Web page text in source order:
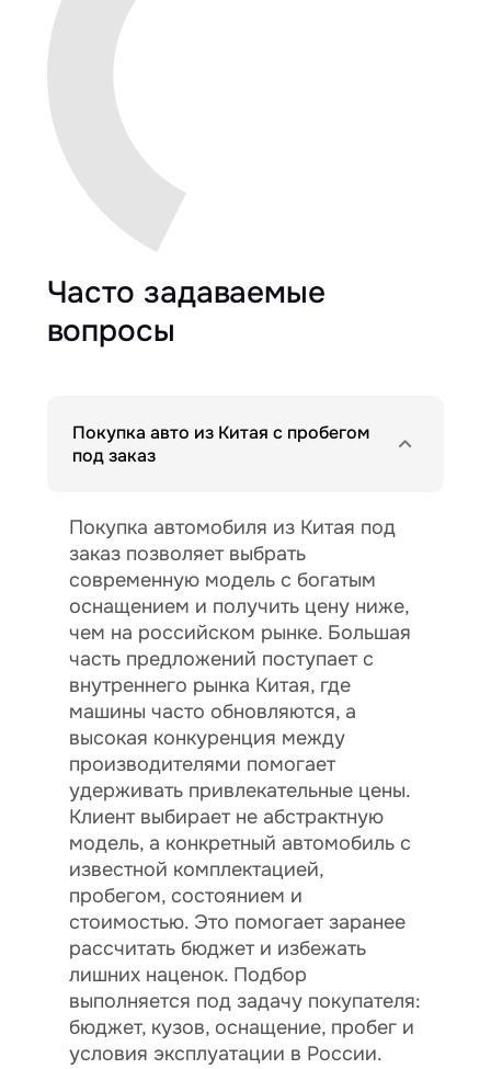
Часто задаваемые
вопросы
Покупка авто из Китая с пробегом
под заказ
Покупка автомобиля из Китая под
заказ позволяет выбрать
современную модель с богатым
оснащением и получить цену ниже,
чем на российском рынке. Большая
часть предложений поступает с
внутреннего рынка Китая, где
машины часто обновляются, а
высокая конкуренция между
производителями помогает
удерживать привлекательные цены.
Клиент выбирает не абстрактную
модель, а конкретный автомобиль с
известной комплектацией,
пробегом, состоянием и
стоимостью. Это помогает заранее
рассчитать бюджет и избежать
лишних наценок. Подбор
выполняется под задачу покупателя:
бюджет, кузов, оснащение, пробег и
условия эксплуатации в России.